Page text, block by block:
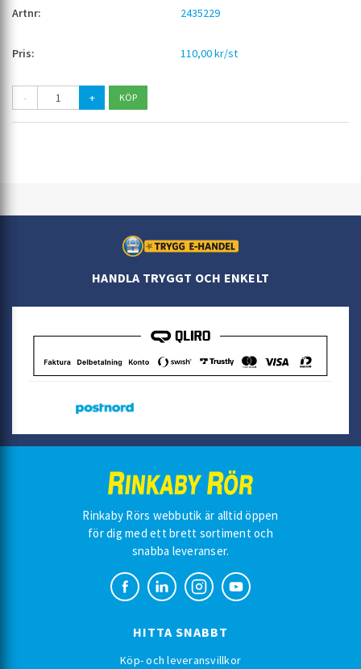
2435229
110,00 kr/st
- +
HANDLA TRYGGT OCH ENKELT
Rinkaby Rörs webbutik är alltid öppen
för dig med ett brett sortiment och
snabba leveranser.
HITTA SNABBT
Köp- och leveransvillkor